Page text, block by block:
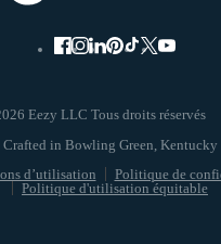
Eezy LLC Tous droits réservés
d’utilisation
Politique de
Politique d'utilisation équitable